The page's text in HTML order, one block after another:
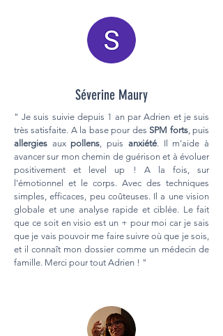
Séverine Maury
" Je suis suivie depuis 1 an par Adrien et je suis
très satisfaite. A la base pour desSPM forts, puis
allergies auxpollens, puis anxiété. Il m'aide à
avancer sur mon chemin de guérison et à évoluer
positivement et level up ! A la fois, sur
l'émotionnel et le corps. Avec des techniques
simples, efficaces, peu coûteuses. Il a une vision
globale et une analyse rapide et ciblée. Le fait
que ce soit en visio est un + pour moi car je sais
que je vais pouvoir me faire suivre où que je sois,
et il connaît mon dossier comme un médecin de
famille. Merci pour tout Adrien ! "